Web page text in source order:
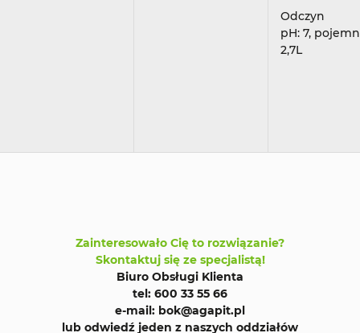
Odczyn
pH: 7,
2,7L
Zainteresowało Cię to rozwiązanie?
Skontaktuj się ze specjalistą!
Biuro Obsługi Klienta
tel: 600 33 55 66
e-mail: bok@agapit.pl
lub odwiedź jeden z naszych oddziałów